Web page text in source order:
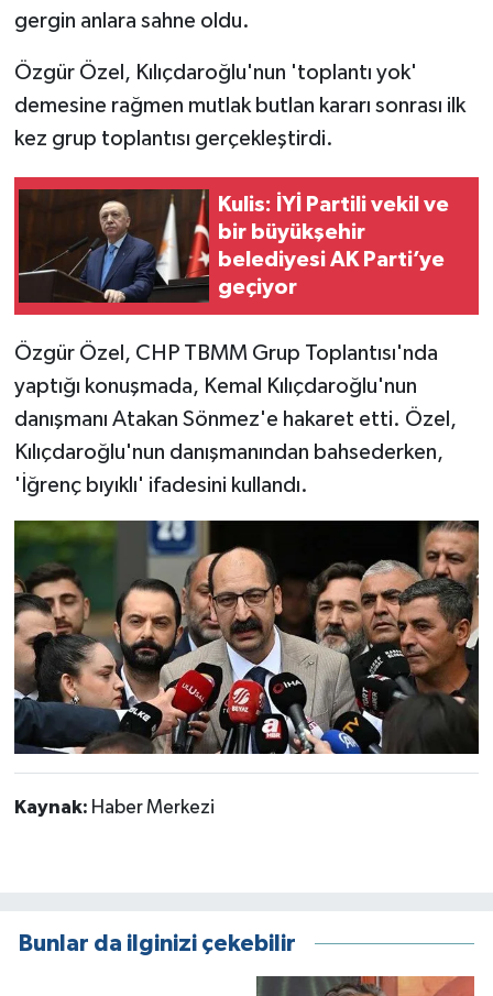
gergin anlara sahne oldu.
Özgür Özel, Kılıçdaroğlu'nun 'toplantı yok'
demesine rağmen mutlak butlan kararı sonrası ilk
kez grup toplantısı gerçekleştirdi.
Kulis: İYİ Partili vekil ve
bir büyükşehir
belediyesi AK Parti’ye
geçiyor
Özgür Özel, CHP TBMM Grup Toplantısı'nda
yaptığı konuşmada, Kemal Kılıçdaroğlu'nun
danışmanı Atakan Sönmez'e hakaret etti. Özel,
Kılıçdaroğlu'nun danışmanından bahsederken,
'İğrenç bıyıklı' ifadesini kullandı.
Kaynak: Haber Merkezi
Bunlar da ilginizi çekebilir